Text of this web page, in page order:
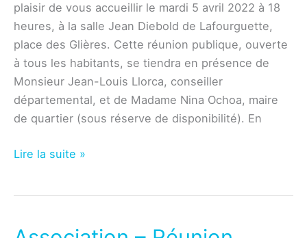
plaisir de vous accueillir le mardi 5 avril 2022 à 18
heures, à la salle Jean Diebold de Lafourguette,
place des Glières. Cette réunion publique, ouverte
à tous les habitants, se tiendra en présence de
Monsieur Jean-Louis Llorca, conseiller
départemental, et de Madame Nina Ochoa, maire
de quartier (sous réserve de disponibilité). En
Association
du
Lire la suite »